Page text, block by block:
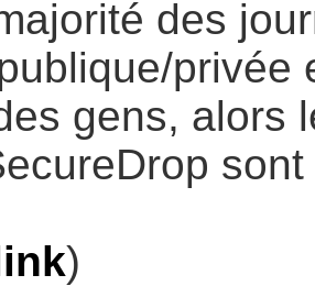
des
privée
gens, alors
)